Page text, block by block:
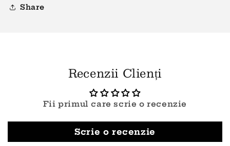
Share
Recenzii Clienți
Fii primul care scrie o recenzie
Scrie o recenzie